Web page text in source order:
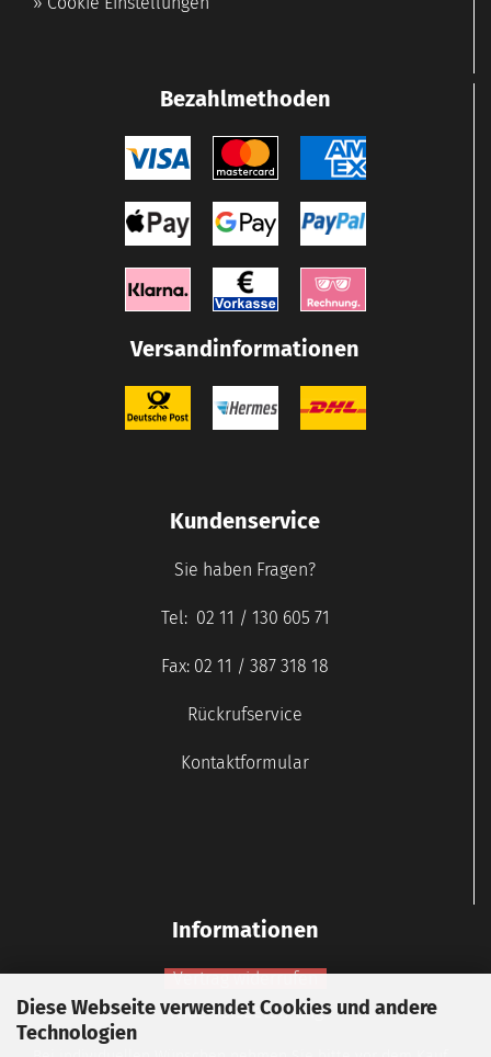
Diese Webseite verwendet Cookies und andere
Technologien
Bezahlmethoden
Versandinformationen
Kundenservice
Sie haben Fragen?
Tel: 02 11 / 130 605 71
Fax: 02 11 / 387 318 18
Rückrufservice
Kontaktformular
Informationen
Vertrag widerrufen
Widerrufsbelehrung